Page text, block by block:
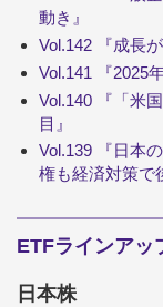
動き』
Vol.142 『成長
Vol.141 『2025
Vol.140 『「米
目』
Vol.139 『日本
権も経済対策で
ETFラインアッ
日本株